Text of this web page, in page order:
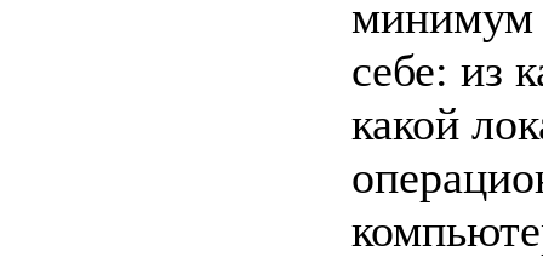
минимум
себе: из
какой